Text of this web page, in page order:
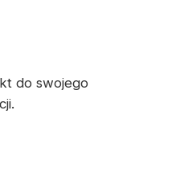
do swojego